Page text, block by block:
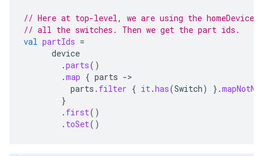
// Here at top-level, we are using the
// all the switches. Then we get the part ids.
val partIds =
device
.parts()
.map { parts ->
parts . filter { it.has(Switch) }.
}
. first()
. toSet()